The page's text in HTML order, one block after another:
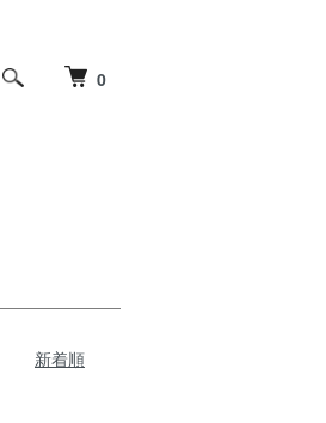
0
新着順